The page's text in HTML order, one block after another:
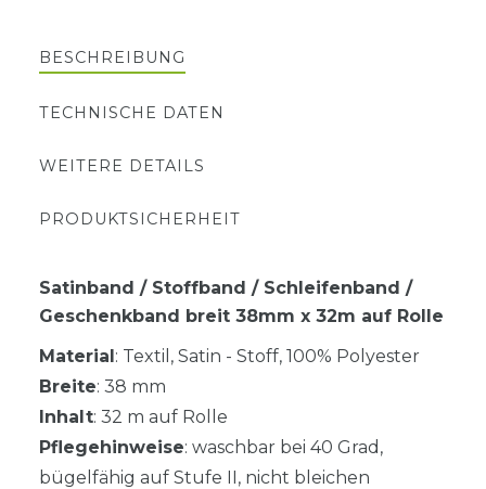
BESCHREIBUNG
TECHNISCHE DATEN
WEITERE DETAILS
PRODUKTSICHERHEIT
Satinband / Stoffband / Schleifenband /
Geschenkband breit 38mm x 32m auf Rolle
Material: Textil, Satin - Stoff, 100% Polyester
Breite: 38 mm
Inhalt: 32 m auf Rolle
Pflegehinweise: waschbar bei 40 Grad,
bügelfähig auf Stufe II, nicht bleichen